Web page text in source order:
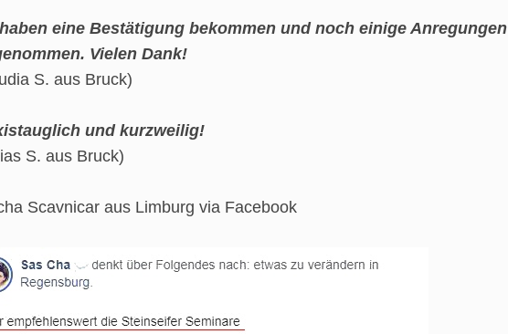
eine Bestätigung bekommen und noch einige Anregungen
Vielen Dank!
S. aus Bruck)
und kurzweilig!
S. aus Bruck)
Scavnicar aus Limburg via Facebook